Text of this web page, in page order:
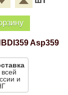
Asp359
и